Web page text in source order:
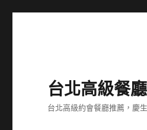
台北高級餐
台北高級約會餐廳推薦，慶